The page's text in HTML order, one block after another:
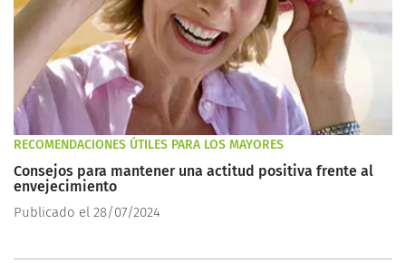
RECOMENDACIONES ÚTILES PARA LOS MAYORES
Consejos para mantener una actitud positiva frente al
envejecimiento
Publicado el 28/07/2024